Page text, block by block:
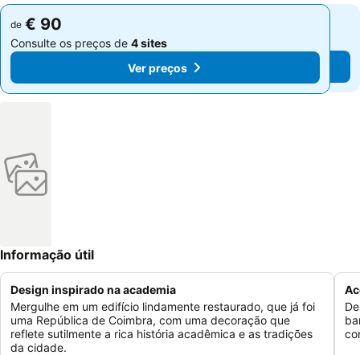
de € 90
Consulte os preços de 4 sites
Ver preços
de € 90
Consulte os preços de 4 sites
Ver preços
Informação útil
Design inspirado na academia
Mergulhe em um edifício lindamente restaurado, que já foi
uma República de Coimbra, com uma decoração que
reflete sutilmente a rica história acadêmica e as tradições
da cidade.